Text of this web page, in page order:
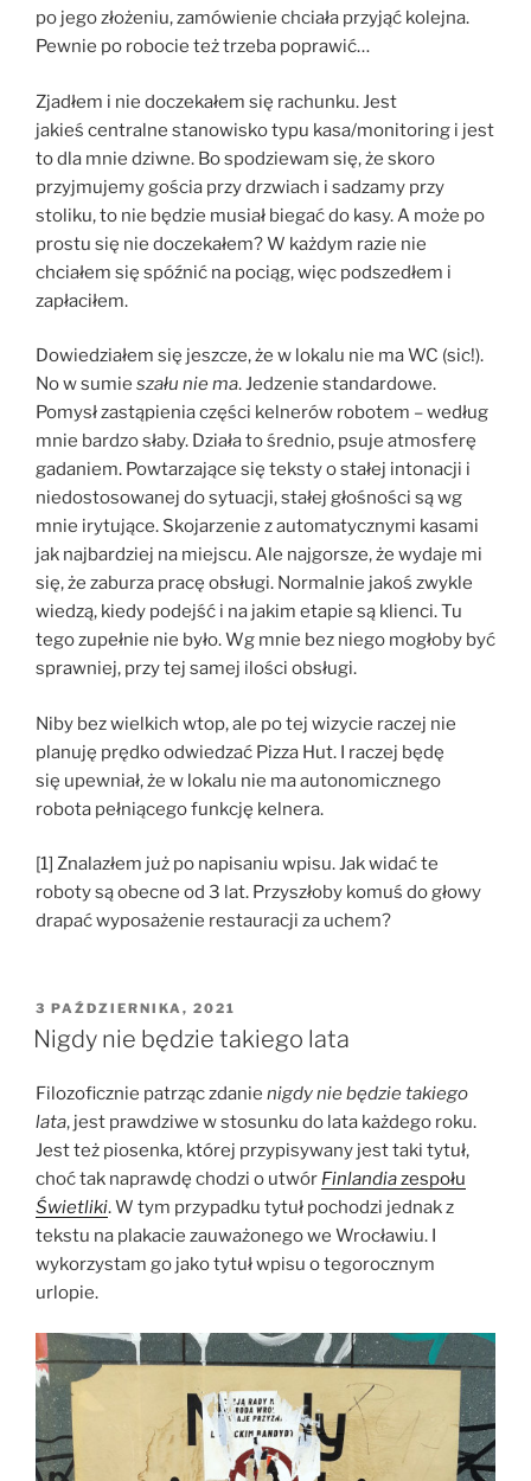
po jego złożeniu, zamówienie chciała przyjąć kolejna.
Pewnie po robocie też trzeba poprawić…
Zjadłem i nie doczekałem się rachunku. Jest
jakieś centralne stanowisko typu kasa/monitoring i jest
to dla mnie dziwne. Bo spodziewam się, że skoro
przyjmujemy gościa przy drzwiach i sadzamy przy
stoliku, to nie będzie musiał biegać do kasy. A może po
prostu się nie doczekałem? W każdym razie nie
chciałem się spóźnić na pociąg, więc podszedłem i
zapłaciłem.
Dowiedziałem się jeszcze, że w lokalu nie ma WC (sic!).
No w sumie szału nie ma. Jedzenie standardowe.
Pomysł zastąpienia części kelnerów robotem – według
mnie bardzo słaby. Działa to średnio, psuje atmosferę
gadaniem. Powtarzające się teksty o stałej intonacji i
niedostosowanej do sytuacji, stałej głośności są wg
mnie irytujące. Skojarzenie z automatycznymi kasami
jak najbardziej na miejscu. Ale najgorsze, że wydaje mi
się, że zaburza pracę obsługi. Normalnie jakoś zwykle
wiedzą, kiedy podejść i na jakim etapie są klienci. Tu
tego zupełnie nie było. Wg mnie bez niego mogłoby być
sprawniej, przy tej samej ilości obsługi.
Niby bez wielkich wtop, ale po tej wizycie raczej nie
planuję prędko odwiedzać Pizza Hut. I raczej będę
się upewniał, że w lokalu nie ma autonomicznego
robota pełniącego funkcję kelnera.
[1] Znalazłem już po napisaniu wpisu. Jak widać te
roboty są obecne od 3 lat. Przyszłoby komuś do głowy
drapać wyposażenie restauracji za uchem?
OPUBLIKOWANE
W
3 PAŹDZIERNIKA, 2021
Nigdy nie będzie takiego lata
Filozoficznie patrząc zdanie nigdy nie będzie takiego
lata, jest prawdziwe w stosunku do lata każdego roku.
Jest też piosenka, której przypisywany jest taki tytuł,
choć tak naprawdę chodzi o utwór Finlandiazespołu
Świetliki. W tym przypadku tytuł pochodzi jednak z
tekstu na plakacie zauważonego we Wrocławiu. I
wykorzystam go jako tytuł wpisu o tegorocznym
urlopie.